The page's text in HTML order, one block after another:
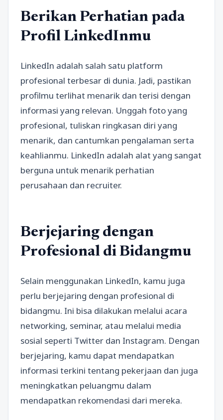
Berikan Perhatian pada
Profil LinkedInmu
LinkedIn adalah salah satu platform
profesional terbesar di dunia. Jadi, pastikan
profilmu terlihat menarik dan terisi dengan
informasi yang relevan. Unggah foto yang
profesional, tuliskan ringkasan diri yang
menarik, dan cantumkan pengalaman serta
keahlianmu. LinkedIn adalah alat yang sangat
berguna untuk menarik perhatian
perusahaan dan recruiter.
Berjejaring dengan
Profesional di Bidangmu
Selain menggunakan LinkedIn, kamu juga
perlu berjejaring dengan profesional di
bidangmu. Ini bisa dilakukan melalui acara
networking, seminar, atau melalui media
sosial seperti Twitter dan Instagram. Dengan
berjejaring, kamu dapat mendapatkan
informasi terkini tentang pekerjaan dan juga
meningkatkan peluangmu dalam
mendapatkan rekomendasi dari mereka.